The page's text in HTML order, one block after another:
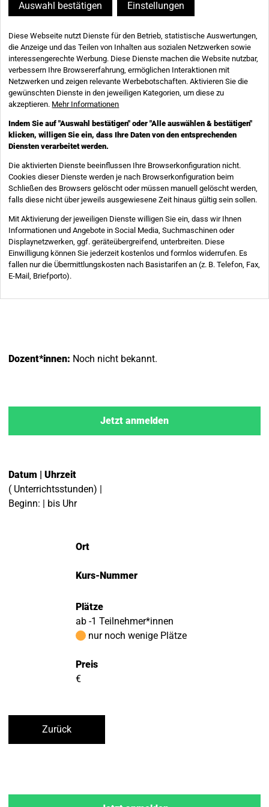
Dozent*innen: Noch nicht bekannt.
Jetzt anmelden
Datum | Uhrzeit
( Unterrichtsstunden) |
Beginn: | bis Uhr
Ort
Kurs-Nummer
Plätze
ab -1 Teilnehmer*innen
nur noch wenige Plätze
Preis
€
Zurück